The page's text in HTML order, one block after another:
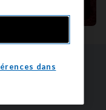
avenir
dans